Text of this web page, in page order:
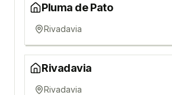
Pluma de Pato
Rivadavia
Rivadavia
Rivadavia